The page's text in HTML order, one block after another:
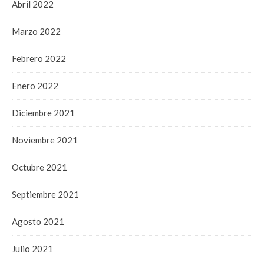
Abril 2022
Marzo 2022
Febrero 2022
Enero 2022
Diciembre 2021
Noviembre 2021
Octubre 2021
Septiembre 2021
Agosto 2021
Julio 2021